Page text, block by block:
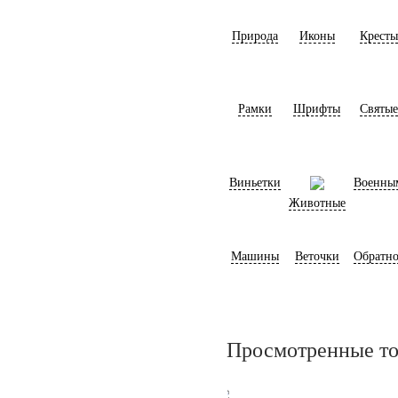
Природа Иконы Кресты
Рамки Шрифты Святые
Виньетки
Животные
Машины Веточки
Просмотренные